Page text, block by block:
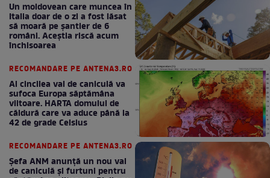
Un moldovean care muncea în
Italia doar de o zi a fost lăsat
să moară pe şantier de 6
români. Aceștia riscă acum
închisoarea
RECOMANDARE PE ANTENA3.RO
Al cincilea val de caniculă va
sufoca Europa săptămâna
viitoare. HARTA domului de
căldură care va aduce până la
42 de grade Celsius
RECOMANDARE PE ANTENA3.RO
Șefa ANM anunță un nou val
de caniculă și furtuni pentru